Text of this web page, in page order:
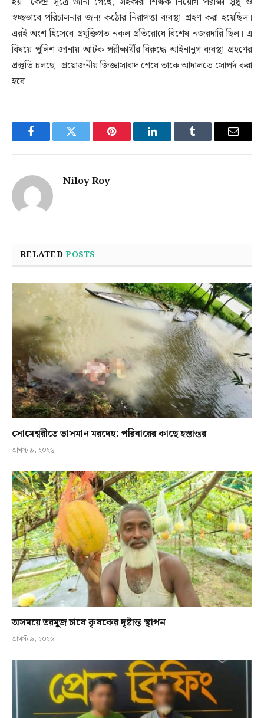
স্বচ্ছভাবে পরিচালনার জন্য কঠোর নিরাপত্তা ব্যবস্থা গ্রহণ করা হয়েছিল।
এরই অংশ হিসেবে প্রযুক্তিগত নকল প্রতিরোধে বিশেষ নজরদারি ছিল। ‎এ
বিষয়ে পুলিশ জানায় আটক পরীক্ষার্থীর বিরুদ্ধে আইনানুগ ব্যবস্থা গ্রহণের
প্রস্তুতি চলছে। প্রয়োজনীয় জিজ্ঞাসাবাদ শেষে তাকে আদালতে সোপর্দ করা
হবে।
FacebookTwitter Pinterest LinkedInTumblr Email
Niloy Roy
RELATEDPOSTS
সোমেশ্বরীতে ভাসমান মরদেহ: পরিবারের কাছে হস্তান্তর
আগস্ট ৯, ২০২৬
অসময়ে তরমুজ চাষে কৃষকের দৃষ্টান্ত স্থাপন
আগস্ট ৯, ২০২৬